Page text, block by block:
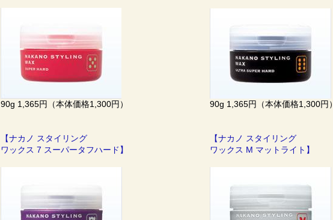
90g 1,365円（本体価格1,300円） 90g 1,365円（本体価格1,300円）
【ナカノ スタイリング
ワックス 7 スーパータフハード】
【ナカノ スタイリング
ワックス M マットライト】